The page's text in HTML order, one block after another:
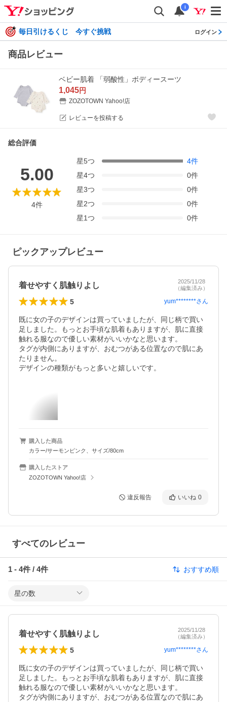
i
毎日引けるくじ 今すぐ挑戦 ログイン
商品レビュー
ベビー肌着 「弱酸性」ボディースーツ
1,045円
ZOZOTOWN Yahoo!店
レビューを投稿する
総合評価
5.00
4件
星5つ 4件
星4つ 0件
星3つ 0件
星2つ 0件
星1つ 0件
ピックアップレビュー
着せやすく肌触りよし
2025/11/28
（編集済み）
5 yum********さん
既に女の子のデザインは買っていましたが、同じ柄で買い
足しました。もっとお手頃な肌着もありますが、肌に直接
触れる服なので優しい素材がいいかなと思います。
タグが内側にありますが、おむつがある位置なので肌にあ
たりません。
デザインの種類がもっと多いと嬉しいです。
購入した商品
カラー/サーモンピンク、サイズ/80cm
購入したストア
ZOZOTOWN Yahoo!店
違反報告 いいね 0
すべてのレビュー
1 - 4件 / 4件 おすすめ順
星の数
着せやすく肌触りよし
2025/11/28
（編集済み）
5 yum********さん
既に女の子のデザインは買っていましたが、同じ柄で買い
足しました。もっとお手頃な肌着もありますが、肌に直接
触れる服なので優しい素材がいいかなと思います。
タグが内側にありますが、おむつがある位置なので肌にあ